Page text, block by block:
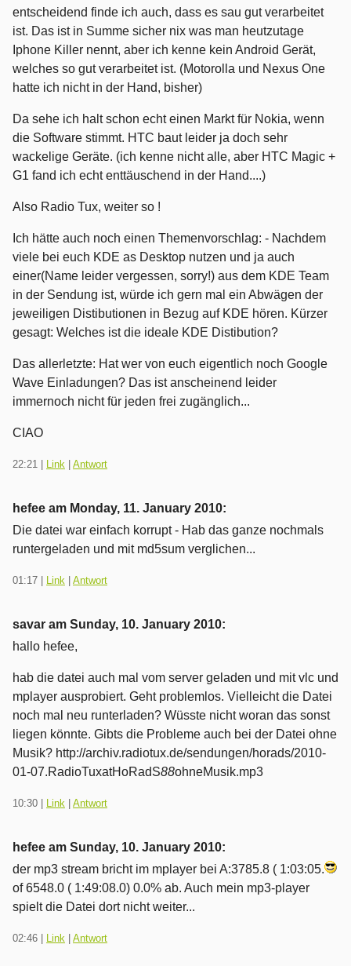
entscheidend finde ich auch, dass es sau gut verarbeitet
ist. Das ist in Summe sicher nix was man heutzutage
Iphone Killer nennt, aber ich kenne kein Android Gerät,
welches so gut verarbeitet ist. (Motorolla und Nexus One
hatte ich nicht in der Hand, bisher)
Da sehe ich halt schon echt einen Markt für Nokia, wenn
die Software stimmt. HTC baut leider ja doch sehr
wackelige Geräte. (ich kenne nicht alle, aber HTC Magic +
G1 fand ich echt enttäuschend in der Hand....)
Also Radio Tux, weiter so !
Ich hätte auch noch einen Themenvorschlag: - Nachdem
viele bei euch KDE as Desktop nutzen und ja auch
einer(Name leider vergessen, sorry!) aus dem KDE Team
in der Sendung ist, würde ich gern mal ein Abwägen der
jeweiligen Distibutionen in Bezug auf KDE hören. Kürzer
gesagt: Welches ist die ideale KDE Distibution?
Das allerletzte: Hat wer von euch eigentlich noch Google
Wave Einladungen? Das ist anscheinend leider
immernoch nicht für jeden frei zugänglich...
CIAO
22:21 Link Antwort
hefee am Monday, 11. January 2010:
Die datei war einfach korrupt - Hab das ganze nochmals
runtergeladen und mit md5sum verglichen...
01:17 Link Antwort
savar am Sunday, 10. January 2010:
hallo hefee,
hab die datei auch mal vom server geladen und mit vlc und
mplayer ausprobiert. Geht problemlos. Vielleicht die Datei
noch mal neu runterladen? Wüsste nicht woran das sonst
liegen könnte. Gibts die Probleme auch bei der Datei ohne
Musik? http://archiv.radiotux.de/sendungen/horads/2010-
01-07.RadioTuxatHoRadS88ohneMusik.mp3
10:30 Link Antwort
hefee am Sunday, 10. January 2010:
der mp3 stream bricht im mplayer bei A:3785.8 ( 1:03:05.
of 6548.0 ( 1:49:08.0) 0.0% ab. Auch mein mp3-player
spielt die Datei dort nicht weiter...
02:46 Link Antwort